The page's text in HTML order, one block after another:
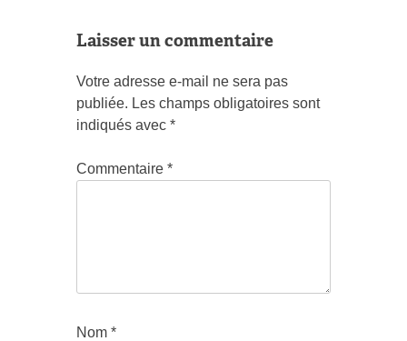
Laisser un commentaire
Votre adresse e-mail ne sera pas
publiée. Les champs obligatoires sont
indiqués avec *
Commentaire *
Nom *